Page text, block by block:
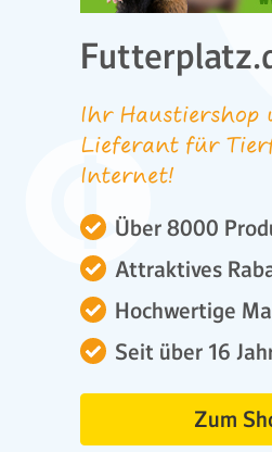
Ihr Haustiershop
Lieferant für
Internet!
Über 8000
Attraktives
Hochwertige
Seit über 16
Zum